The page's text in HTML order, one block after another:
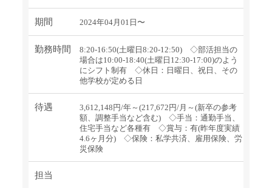
期間 2024年04月01日〜
勤務時間
8:20-16:50(土曜日8:20-12:50) ◇部活担当の
場合は10:00-18:40(土曜日12:30-17:00)のよう
にシフト制有 ◇休日：日曜日、祝日、その
他学校が定める日
待遇
3,612,148円/年～(217,672円/月～(新卒の参考
額、調整手当など含む) ◇手当：通勤手当、
住宅手当など各種有 ◇賞与：有(昨年度実績
4.6ヶ月分) ◇保険：私学共済、雇用保険、労
災保険
担当